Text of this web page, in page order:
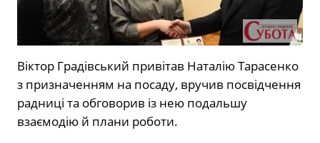
Віктор Градівський привітав Наталію Тарасенко
з призначенням на посаду, вручив посвідчення
радниці та обговорив із нею подальшу
взаємодію й плани роботи.